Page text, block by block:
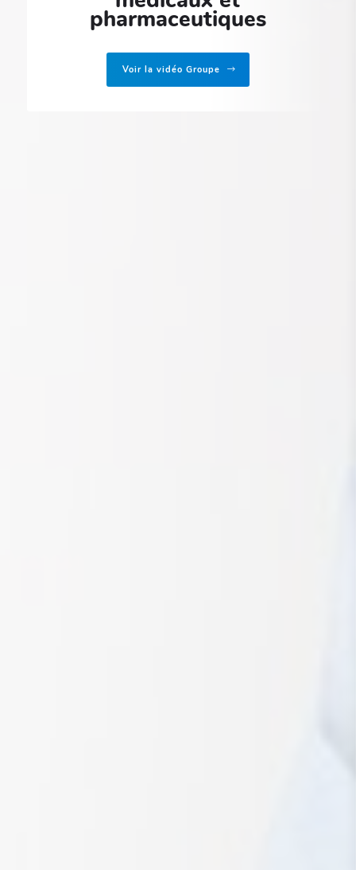
pharmaceutiques
Voir la vidéo Groupe